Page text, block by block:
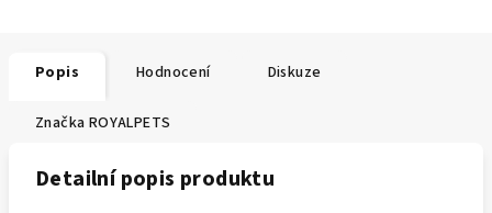
Popis Hodnocení Diskuze
Značka ROYALPETS
Detailní popis produktu